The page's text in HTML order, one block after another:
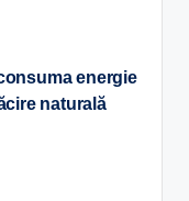
energie
naturală